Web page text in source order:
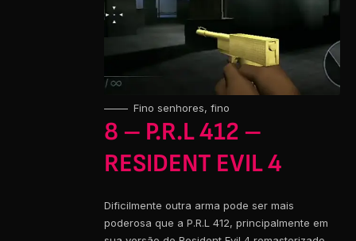
Fino senhores, fino
8 – P.R.L 412 –
RESIDENT EVIL 4
Dificilmente outra arma pode ser mais
poderosa que a P.R.L 412, principalmente em